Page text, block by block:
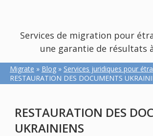
Services de migration pour
une garantie de résultats
Migrate » Blog » Services juridiques pour
RESTAURATION DES DOCUMENTS
RESTAURATION DES
UKRAINIENS